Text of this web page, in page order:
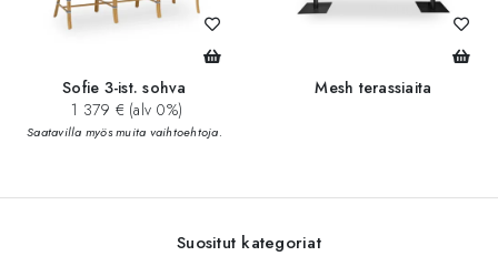
Sofie 3-ist. sohva
1 379 € (alv 0%)
Saatavilla myös muita vaihtoehtoja.
Mesh terassiaita
Suositut kategoriat